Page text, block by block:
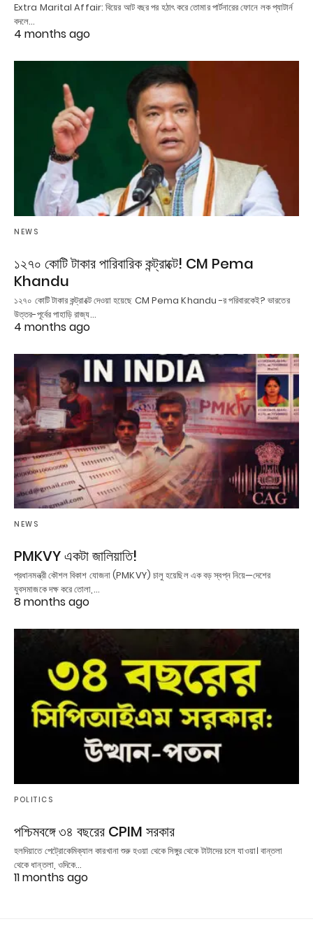
Extra Marital Affair: বিয়ের আট বছর পর হঠাৎ করে তোমার পার্টনারের ফোনে লক প্যাটার্ন
বদলে…
4 months ago
NEWS
১২৭০ কোটি টাকার পারিবারিক কন্ট্রাক্টে! CM Pema
Khandu
১২৭০ কোটি টাকার কন্ট্রাক্টে দেওয়া হয়েছে CM Pema Khandu -র পরিবারকেই? ভারতের
উত্তর-পূর্বের পাহাড়ি রাজ্য…
4 months ago
NEWS
PMKVY একটা জালিয়াতি!
প্রধানমন্ত্রী কৌশল বিকাশ যোজনা (PMKVY) চালু হয়েছিল এক বড় স্বপ্ন নিয়ে—দেশের
যুবসমাজকে দক্ষ করে তোলা,…
8 months ago
POLITICS
পশ্চিমবঙ্গে ৩৪ বছরের CPIM সরকার
হলদিয়াতে পেট্রোকেমিক্যাল কারখানা শুরু হওয়া থেকে সিঙ্গুর থেকে টাটাদের চলে যাওয়া। বান্তলা
থেকে ধান্তলা, ওদিকে…
11 months ago